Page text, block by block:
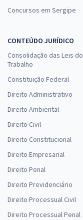
Concursos em Sergipe
CONTEÚDO JURÍDICO
Consolidação das Leis do
Trabalho
Constituição Federal
Direito Administrativo
Direito Ambiental
Direito Civil
Direito Constitucional
Direito Empresarial
Direito Penal
Direito Previdenciário
Direito Processual Civil
Direito Processual Penal